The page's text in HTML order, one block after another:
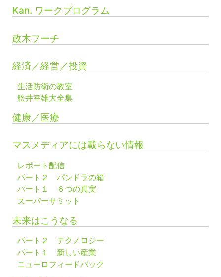
Kan. ワークプログラム
政木フーチ
経済／経営／投資
生活防衛の教室
舩井幸雄大全集
健康／医療
マスメディアには載らない情報
レポート配信
パート２ パンドラの箱
パート１ ６つの真実
スーパーサミット
未来はこうなる
パート２ テクノロジー
パート１ 新しい産業
ニューロフィードバック